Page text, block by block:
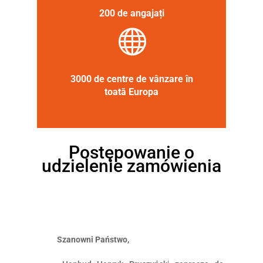
200 de angajați

3000 de centre de vânzare în
toată Europa
Postępowanie o
udzielenie zamówienia
Szanowni Państwo,